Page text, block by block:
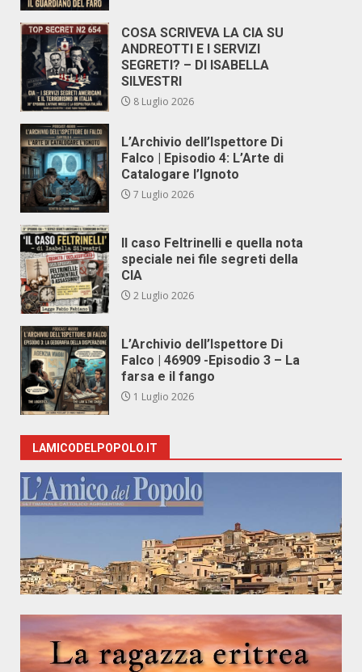
COSA SCRIVEVA LA CIA SU
ANDREOTTI E I SERVIZI
SEGRETI? – DI ISABELLA
SILVESTRI
8 Luglio 2026
L’Archivio dell’Ispettore Di
Falco | Episodio 4: L’Arte di
Catalogare l’Ignoto
7 Luglio 2026
Il caso Feltrinelli e quella nota
speciale nei file segreti della
CIA
2 Luglio 2026
L’Archivio dell’Ispettore Di
Falco | 46909 -Episodio 3 – La
farsa e il fango
1 Luglio 2026
LAMICODELPOPOLO.IT